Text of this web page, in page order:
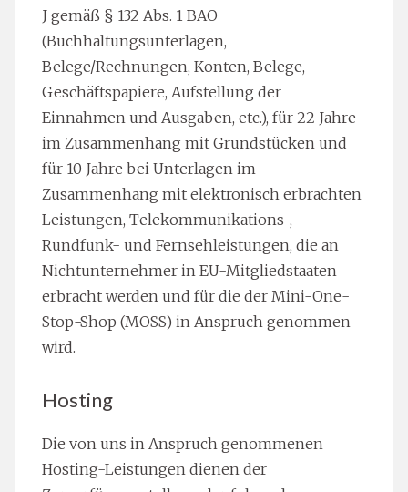
J gemäß § 132 Abs. 1 BAO
(Buchhaltungsunterlagen,
Belege/Rechnungen, Konten, Belege,
Geschäftspapiere, Aufstellung der
Einnahmen und Ausgaben, etc.), für 22 Jahre
im Zusammenhang mit Grundstücken und
für 10 Jahre bei Unterlagen im
Zusammenhang mit elektronisch erbrachten
Leistungen, Telekommunikations-,
Rundfunk- und Fernsehleistungen, die an
Nichtunternehmer in EU-Mitgliedstaaten
erbracht werden und für die der Mini-One-
Stop-Shop (MOSS) in Anspruch genommen
wird.
Hosting
Die von uns in Anspruch genommenen
Hosting-Leistungen dienen der